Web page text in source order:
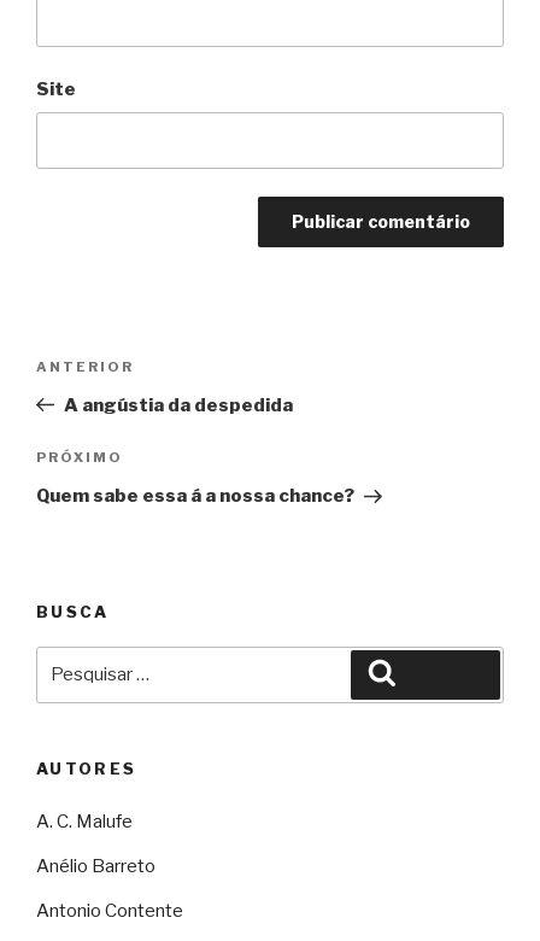
Site
Post
Anterior
ANTERIOR
A angústia da despedida
Próximo
PRÓXIMO
Quem sabe essa á a nossa chance?
BUSCA
AUTORES
A. C. Malufe
Anélio Barreto
Antonio Contente